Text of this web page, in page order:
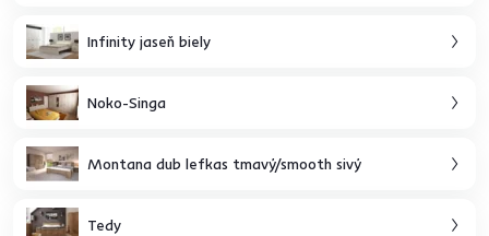
Infinity jaseň biely
Noko-Singa
Montana dub lefkas tmavý/smooth sivý
Tedy